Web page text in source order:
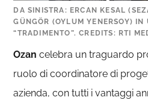
DA SINISTRA: ERCAN KESAL
GÜNGÖR (OYLUM YENERSOY) IN
“TRADIMENTO”. CREDITS: RTI
Ozan celebra un traguardo
ruolo di coordinatore di
azienda, con tutti i vantaggi